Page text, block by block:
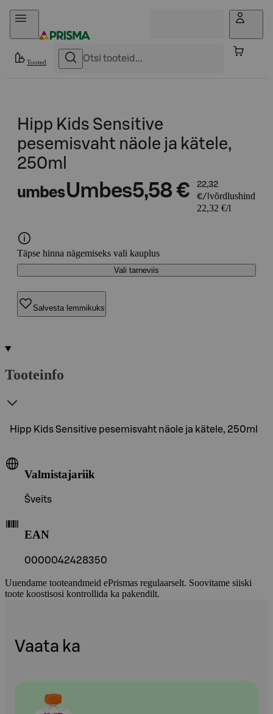
Otse sisu juurde
Tooted
Hipp Kids Sensitive
pesemisvaht näole ja kätele,
250ml
umbesUmbes5,58 €
22,32
€/l võrdlushind
22,32 €/l
Täpse hinna nägemiseks vali kauplus
Vali tarneviis
Salvesta lemmikuks
Tooteinfo
Hipp Kids Sensitive pesemisvaht näole ja kätele, 250ml
Valmistajariik
Šveits
EAN
0000042428350
Uuendame tooteandmeid ePrismas regulaarselt. Soovitame siiski
toote koostisosi kontrollida ka pakendilt.
Vaata ka